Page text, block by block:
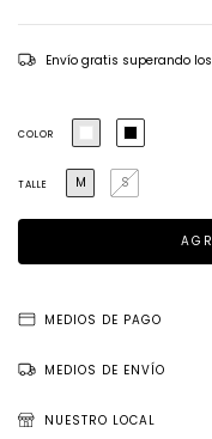
Envío gratis superando los
COLOR
TALLE M S
MEDIOS DE PAGO
MEDIOS DE ENVÍO
NUESTRO LOCAL